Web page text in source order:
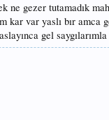
ne gezer tutamadık
kar var yaslı bır amca
gel saygılarımla